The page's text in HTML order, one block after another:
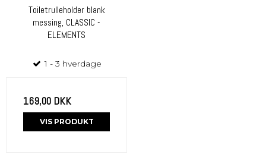
Toiletrulleholder blank
messing, CLASSIC -
ELEMENTS
1 - 3 hverdage
169,00 DKK
VIS PRODUKT